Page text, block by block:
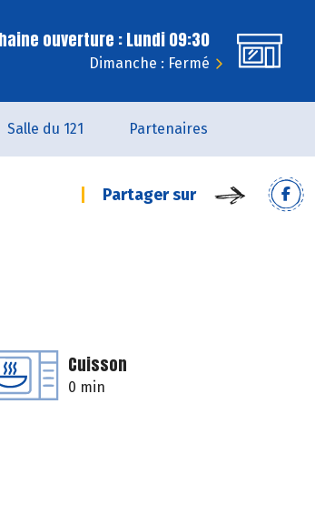
ouverture : Lundi 09:30
Dimanche : Fermé
Salle du 121 Partenaires
Partager sur
Cuisson
0 min